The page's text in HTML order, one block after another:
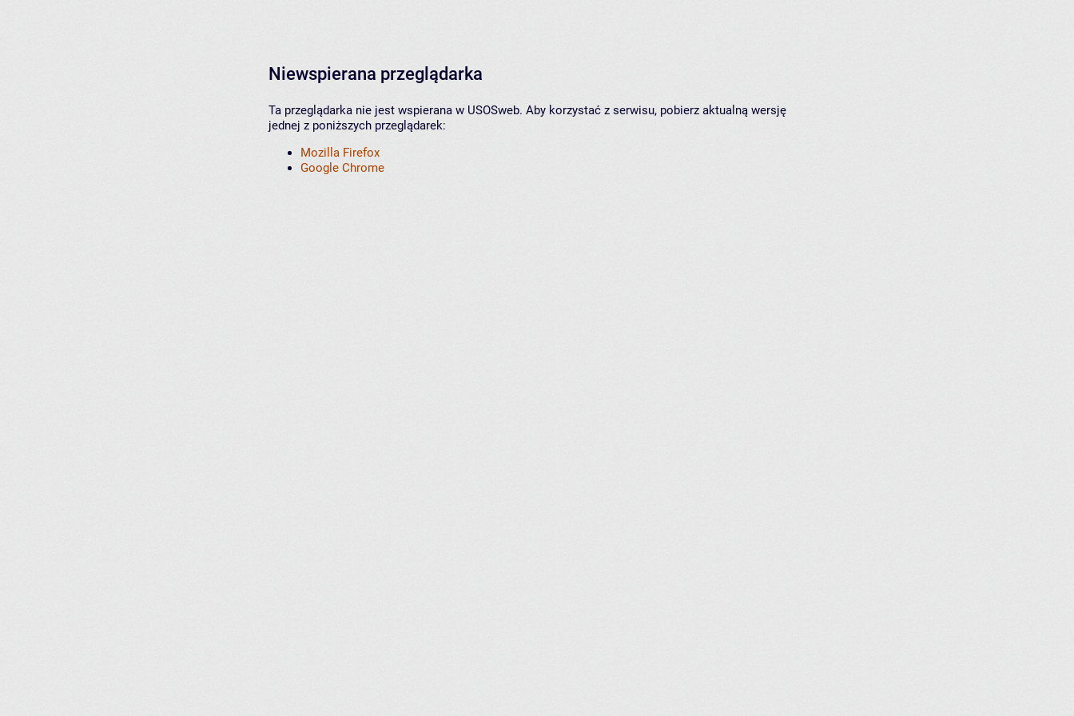
Niewspierana przeglądarka
Ta przeglądarka nie jest wspierana w USOSweb. Aby korzystać z serwisu, pobierz aktualną wersję
jednej z poniższych przeglądarek:
Mozilla Firefox
Google Chrome